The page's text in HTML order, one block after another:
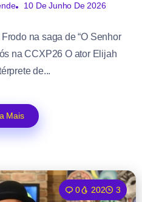
10 De Junho De 2026
na saga de “O Senhor
na CCXP26 O ator Elijah
de...
Mais
0 202 3